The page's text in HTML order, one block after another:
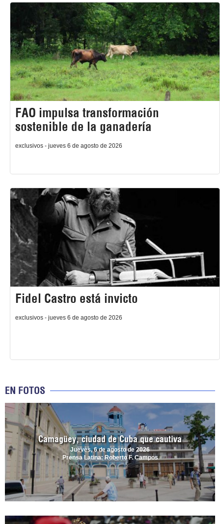
FAO impulsa transformación
sostenible de la ganadería
exclusivos - jueves 6 de agosto de 2026
Fidel Castro está invicto
exclusivos - jueves 6 de agosto de 2026
EN FOTOS
Camagüey, ciudad de Cuba que cautiva
Jueves, 6 de agosto de 2026
Prensa Latina: Roberto F. Campos